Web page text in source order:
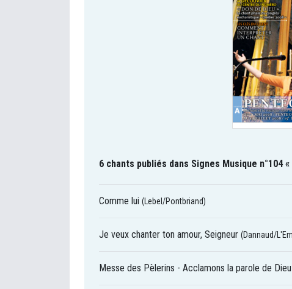
6 chants publiés dans Signes Musique n°104
Comme lui (Lebel/Pontbriand)
Je veux chanter ton amour, Seigneur (Dannaud/
Messe des Pèlerins - Acclamons la parole de Dieu